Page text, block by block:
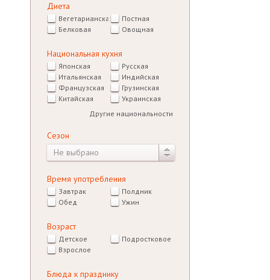
Диета
Вегетарианская
Постная
Белковая
Овощная
Национальная кухня
Японская
Русская
Итальянская
Индийская
Французская
Грузинская
Китайская
Украинская
Другие национальности
Сезон
Не выбрано
Время употребления
Завтрак
Полдник
Обед
Ужин
Возраст
Детское
Подростковое
Взрослое
Блюда к празднику